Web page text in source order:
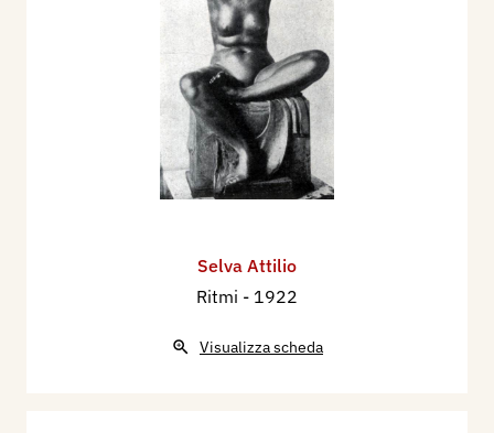
Selva Attilio
Ritmi - 1922
Visualizza scheda